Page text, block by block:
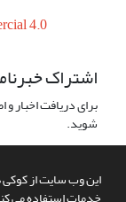
این وب سایت از کوکی
4.0
اشتراک
برای دریافت اخبار
شوید.